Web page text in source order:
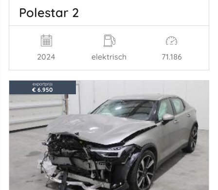
Polestar 2
2024 elektrisch 71.186
exportprijs
€ 6.950